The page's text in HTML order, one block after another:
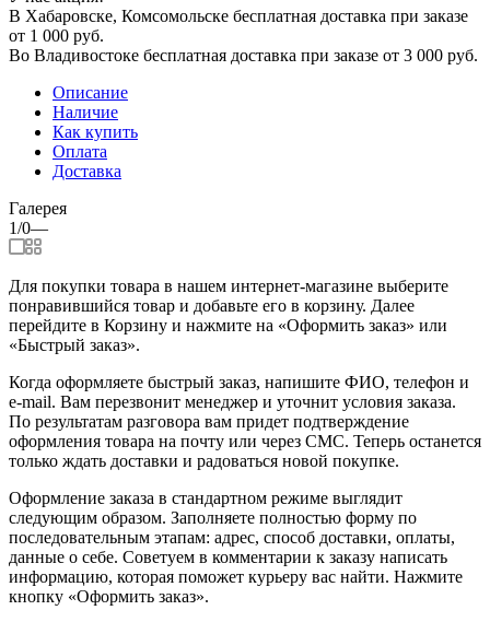
В Хабаровске, Комсомольске бесплатная доставка при заказе
от 1 000 руб.
Во Владивостоке бесплатная доставка при заказе от 3 000 руб.
Описание
Наличие
Как купить
Оплата
Доставка
Галерея
1/0—
Для покупки товара в нашем интернет-магазине выберите
понравившийся товар и добавьте его в корзину. Далее
перейдите в Корзину и нажмите на «Оформить заказ» или
«Быстрый заказ».
Когда оформляете быстрый заказ, напишите ФИО, телефон и
e-mail. Вам перезвонит менеджер и уточнит условия заказа.
По результатам разговора вам придет подтверждение
оформления товара на почту или через СМС. Теперь останется
только ждать доставки и радоваться новой покупке.
Оформление заказа в стандартном режиме выглядит
следующим образом. Заполняете полностью форму по
последовательным этапам: адрес, способ доставки, оплаты,
данные о себе. Советуем в комментарии к заказу написать
информацию, которая поможет курьеру вас найти. Нажмите
кнопку «Оформить заказ».